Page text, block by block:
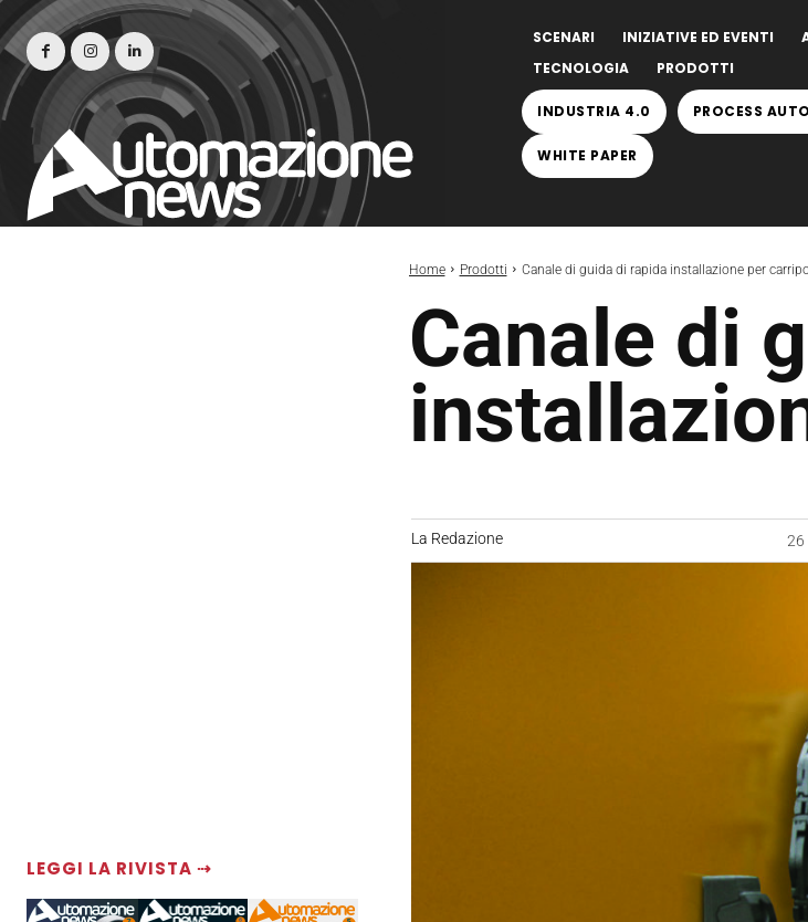
SCENARI INIZIATIVE ED EVENTI
TECNOLOGIA
PRODOTTI
INDUSTRIA 4.0 PROCESS
WHITE PAPER
Home Prodotti Canale di guida di rapida installazione per
Canale di
LEGGI LA RIVISTA ⇢
La Redazione 26